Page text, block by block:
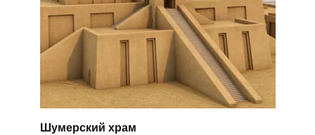
Шумерский храм